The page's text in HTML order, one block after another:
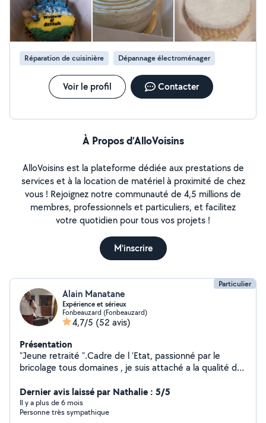
retrouve toujours ou presque les mêmes Offreurs qui nous ont
tendu la "main" un jour, et que l'on reprend quelques temps
après ! Merci à Jacques.
Réparation de cuisinière Dépannage électroménager
Voir le profil Contacter
À Propos d’AlloVoisins
AlloVoisins est la plateforme dédiée aux prestations de
services et à la location de matériel à proximité de chez
vous ! Rejoignez notre communauté de 4,5 millions de
membres, professionnels et particuliers, et facilitez
votre quotidien pour tous vos projets !
M'inscrire
Particulier
Alain Manatane
Expérience et sérieux
Fonbeauzard (Fonbeauzard)
4,7/5 (52 avis)
Présentation
"Jeune retraité ".Cadre de l 'Etat, passionné par le
bricolage tous domaines , je suis attaché a la qualité du
conseiller, suivre les travaux et établir des petits projets
dans les domaines liés au bâtiment et a la voirie
(constructions, décoration,plans etc ) Le domaine
Dernier avis laissé par Nathalie : 5/5
Il y a plus de 6 mois
Personne très sympathique